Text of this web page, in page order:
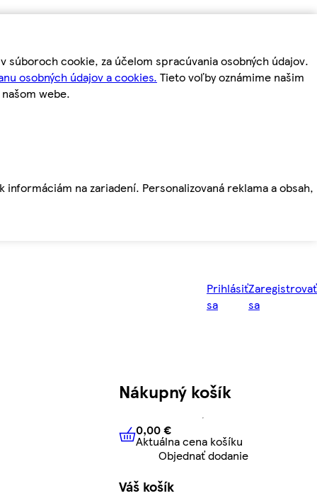
cookie, za účelom spracúvania osobných údajov.
osobných údajov a cookies. Tieto voľby oznámime našim
webe.
na zariadení. Personalizovaná reklama a obsah,
Prihlásiť
sa
Zaregistrovať
sa
Nákupný košík
0,00 € Aktuálna cena košíku
0,00 €
Aktuálna cena košíku
Objednať dodanie
Váš košík